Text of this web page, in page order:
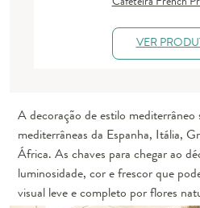
VER
A decoração de estilo mediterrâneo
mediterrâneas da Espanha, Itália,
África. As chaves para chegar ao
luminosidade, cor e frescor que
visual leve e completo por flores